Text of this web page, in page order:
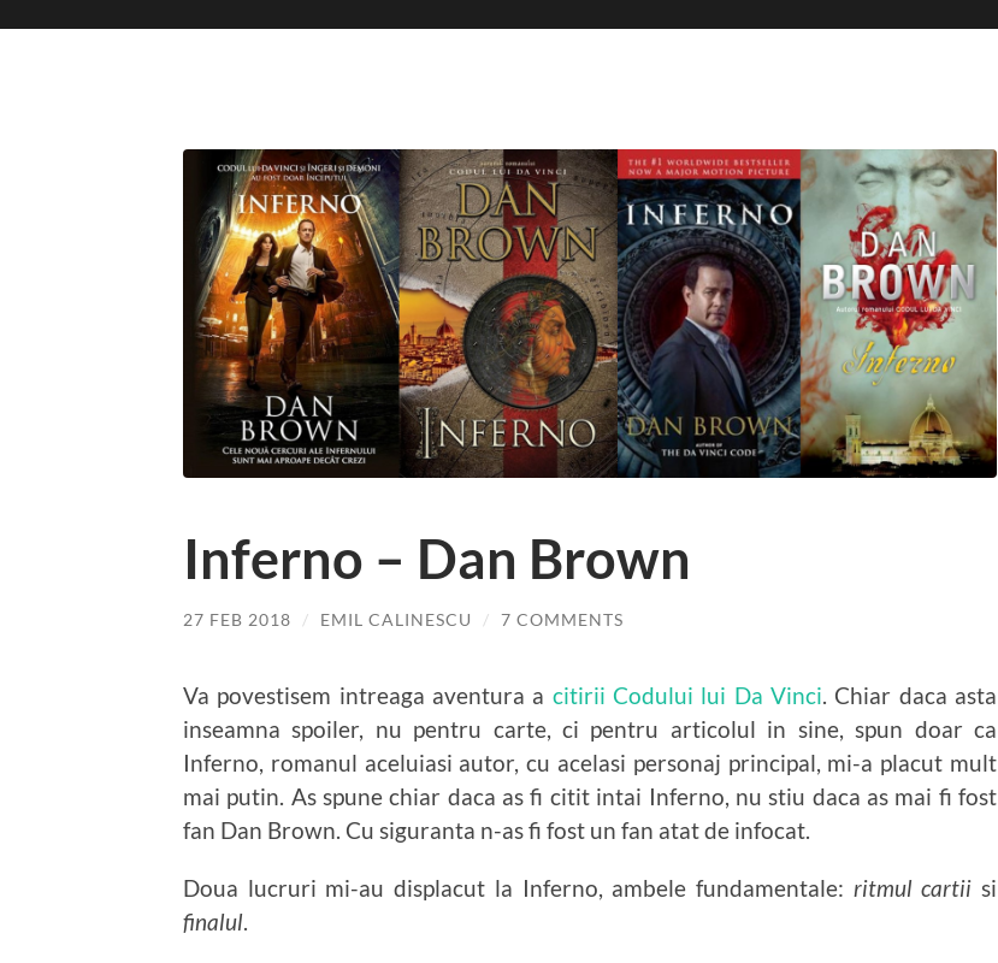
Inferno – Dan Brown
27 FEB 2018 / EMIL CALINESCU / 7 COMMENTS
Va povestisem intreaga aventura a citirii Codului lui Da Vinci. Chiar daca asta
inseamna spoiler, nu pentru carte, ci pentru articolul in sine, spun doar ca
Inferno, romanul aceluiasi autor, cu acelasi personaj principal, mi-a placut mult
mai putin. As spune chiar daca as fi citit intai Inferno, nu stiu daca as mai fi fost
fan Dan Brown. Cu siguranta n-as fi fost un fan atat de infocat.
Doua lucruri mi-au displacut la Inferno, ambele fundamentale: ritmul cartii si
finalul.